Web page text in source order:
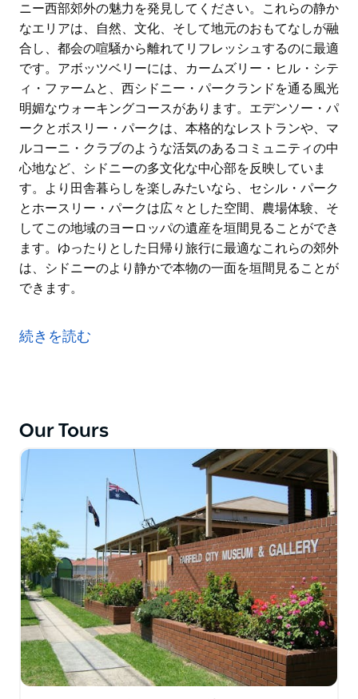
ニー西部郊外の魅力を発見してください。これらの静か
なエリアは、自然、文化、そして地元のおもてなしが融
合し、都会の喧騒から離れてリフレッシュするのに最適
です。アボッツベリーには、カームズリー・ヒル・シテ
ィ・ファームと、西シドニー・パークランドを通る風光
明媚なウォーキングコースがあります。エデンソー・パ
ークとボスリー・パークは、本格的なレストランや、マ
ルコーニ・クラブのような活気のあるコミュニティの中
心地など、シドニーの多文化な中心部を反映していま
す。より田舎暮らしを楽しみたいなら、セシル・パーク
とホースリー・パークは広々とした空間、農場体験、そ
してこの地域のヨーロッパの遺産を垣間見ることができ
ます。ゆったりとした日帰り旅行に最適なこれらの郊外
は、シドニーのより静かで本物の一面を垣間見ることが
できます。
ク、セシル・パーク、ホースリー・パークを訪れ、シド
ニー西部郊外の魅力を発見してください。これらの静か
ィ・ファームと、西シドニー・パークランドを通る風光
明媚なウォーキングコースがあります。エデンソー・パ
ークとボスリー・パークは、本格的なレストランや、マ
ルコーニ・クラブのような活気のあるコミュニティの中
心地など、シドニーの多文化な中心部を反映していま
す。より田舎暮らしを楽しみたいなら、セシル・パーク
とホースリー・パークは広々とした空間、農場体験、そ
してこの地域のヨーロッパの遺産を垣間見ることができ
ます。ゆったりとした日帰り旅行に最適なこれらの郊外
は、シドニーのより静かで本物の一面を垣間見ることが
できます。
続きを読む
Our Tours